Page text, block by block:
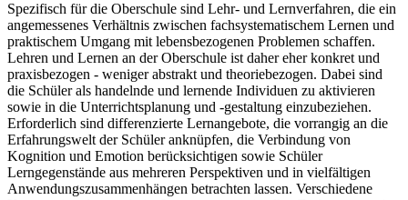
Spezifisch für die Oberschule sind Lehr- und Lernverfahren, die ein
angemessenes Verhältnis zwischen fachsystematischem Lernen und
praktischem Umgang mit lebensbezogenen Problemen schaffen.
Lehren und Lernen an der Oberschule ist daher eher konkret und
praxisbezogen - weniger abstrakt und theoriebezogen. Dabei sind
die Schüler als handelnde und lernende Individuen zu aktivieren
sowie in die Unterrichtsplanung und -gestaltung einzubeziehen.
Erforderlich sind differenzierte Lernangebote, die vorrangig an die
Erfahrungswelt der Schüler anknüpfen, die Verbindung von
Kognition und Emotion berücksichtigen sowie Schüler
Lerngegenstände aus mehreren Perspektiven und in vielfältigen
Anwendungszusammenhängen betrachten lassen. Verschiedene